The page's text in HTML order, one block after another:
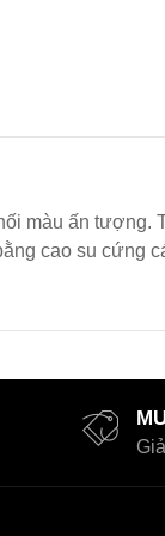
màu ấn tượng.
cao su cứng